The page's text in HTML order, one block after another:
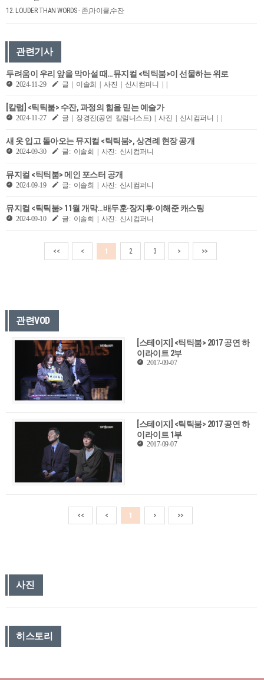
12. LOUDER THAN WORDS - 존,마이클,수잔
관련기사
두려움이 우리 앞을 막아설 때…뮤지컬 <틱틱붐>이 선물하는 위로
2024-11-29 글 | 이솔희 | 사진 | 신시컴퍼니 | |
[칼럼] <틱틱붐> 수잔, 과정의 힘을 믿는 예술가
2024-11-27 글 | 장경진(공연 칼럼니스트) | 사진 | 신시컴퍼니 | |
새 옷 입고 돌아오는 뮤지컬 <틱틱붐>, 상견례 현장 공개
2024-09-30 글: 이솔희 | 사진: 신시컴퍼니
뮤지컬 <틱틱붐> 메인 포스터 공개
2024-09-19 글: 이솔희 | 사진: 신시컴퍼니
뮤지컬 <틱틱붐> 11월 개막…배두훈·장지후·이해준 캐스팅
2024-09-10 글: 이솔희 | 사진: 신시컴퍼니
<< < 1 2 3 > >>
관련VOD
[스테이지] <틱틱붐> 2017 공연 하
이라이트 2부
2017-09-07
[스테이지] <틱틱붐> 2017 공연 하
이라이트 1부
2017-09-07
<< < 1 > >>
사진
히스토리